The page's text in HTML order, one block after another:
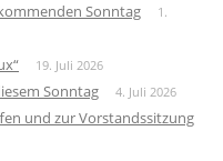
Sonntag
1.
19. Juli 2026
Sonntag 4. Juli 2026
und zur Vorstandssitzung